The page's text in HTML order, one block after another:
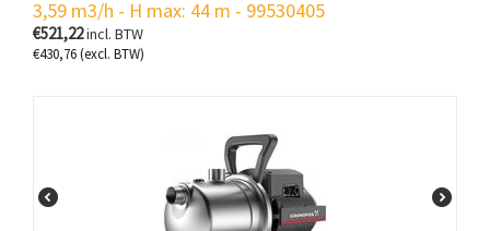
3,59 m3/h - H max: 44 m - 99530405
€521,22incl. BTW
€430,76(excl. BTW)